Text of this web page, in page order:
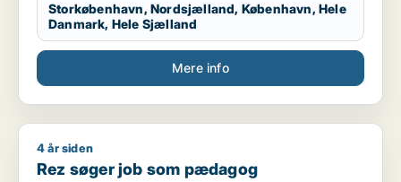
Storkøbenhavn, Nordsjælland, København, Hele
Danmark, Hele Sjælland
Mere info
Rez søger job som pædagog
4 år siden
Rez søger job som pædagog